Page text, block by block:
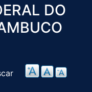
DO